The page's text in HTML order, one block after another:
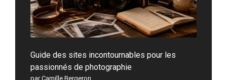
Guide des sites incontournables pour les
passionnés de photographie
par Camille Bergeron